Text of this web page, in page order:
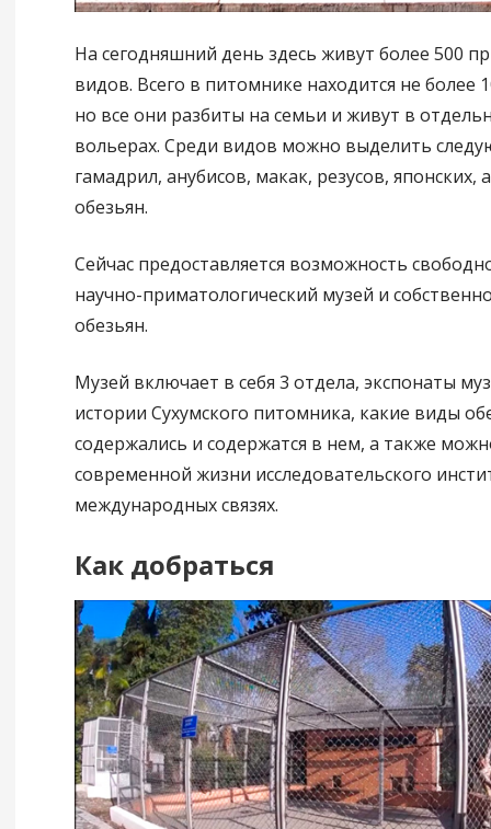
На сегодняшний день здесь живут более 500
видов. Всего в питомнике находится не более
но все они разбиты на семьи и живут в
вольерах. Среди видов можно выделить
гамадрил, анубисов, макак, резусов, японских,
обезьян.
Сейчас предоставляется возможность
научно-приматологический музей и
обезьян.
Музей включает в себя 3 отдела, экспонаты
истории Сухумского питомника, какие виды
содержались и содержатся в нем, а также
современной жизни исследовательского
международных связях.
Как добраться